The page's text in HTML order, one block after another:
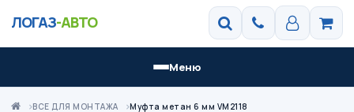
ЛОГАЗ-АВТО
Меню
ВСЕ ДЛЯ МОНТАЖА Муфта метан 6 мм VM2118